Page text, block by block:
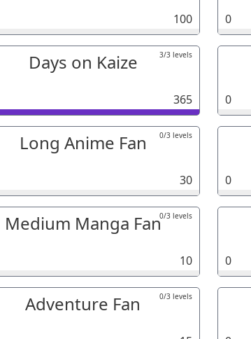
100 0
Days on Kaize 3/3 levels
365 0
Long Anime Fan 0/3 levels
30 0
Medium Manga Fan0/3 levels
10 0
Adventure Fan 0/3 levels